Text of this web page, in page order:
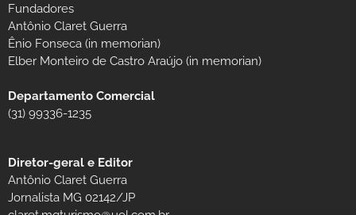
Fundadores
Antônio Claret Guerra
Ênio Fonseca (in memorian)
Elber Monteiro de Castro Araújo (in memorian)
Departamento Comercial
(31) 99336-1235
Diretor-geral e Editor
Antônio Claret Guerra
Jornalista MG 02142/JP